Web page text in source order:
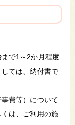
で1～2か月程度
ては、納付書で
費等）について
は、ご利用の施